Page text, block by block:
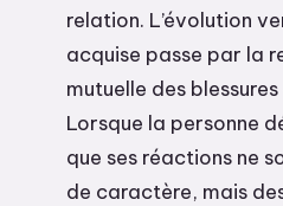
relation. L’évolution
acquise passe par la
mutuelle des
Lorsque la personne
que ses réactions ne
de caractère, mais